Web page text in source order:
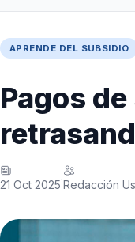
APRENDE DEL SUBSIDIO
Pagos
21 Oct 2025·Redacción